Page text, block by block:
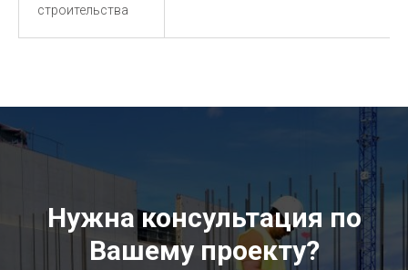
строительства
Нужна консультация по
Вашему проекту?